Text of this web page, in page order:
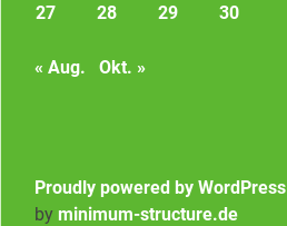
27
28 29 30
« Aug. Okt. »
Proudly powered by WordPress
by minimum-structure.de